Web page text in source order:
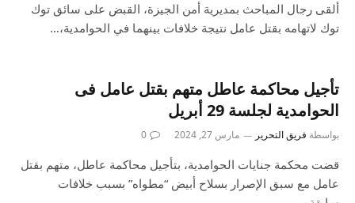
ألقى رجال المباحث بمديرية أمن الجيزة، القبض على سائق توك
توك لاتهامه بقتل عامل نتيجة خلافات بينهما في الحوامدية،…
تأجيل محاكمة عاطل متهم بقتل عامل فى
الحوامدية لجلسة 29 أبريل
بواسطة فريق التحرير مارس 27, 2024 0
قضت محكمة جنايات الحوامدية، بتأجيل محاكمة عاطل، متهم بقتل
عامل مع سبق الإصرار بسلاح أبيض “مطواه” بسبب خلافات